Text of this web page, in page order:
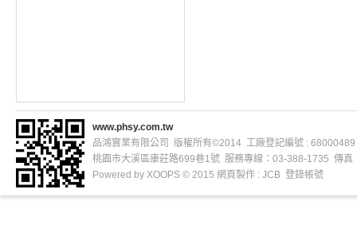
www.phsy.com.tw
品鴻實業有限公司 版權所有©2014 工廠登記編號 : 68000489
桃園市大溪區康莊路699巷1號 服務專線：03-388-1735 傳真
Powered by XOOPS © 2015 網頁製作 : JCB 登錄帳號